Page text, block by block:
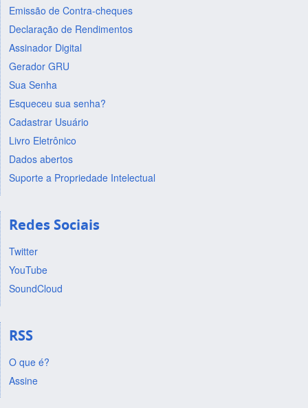
Emissão de Contra-cheques
Declaração de Rendimentos
Assinador Digital
Gerador GRU
Sua Senha
Esqueceu sua senha?
Cadastrar Usuário
Livro Eletrônico
Dados abertos
Suporte a Propriedade Intelectual
Redes Sociais
Twitter
YouTube
SoundCloud
RSS
O que é?
Assine